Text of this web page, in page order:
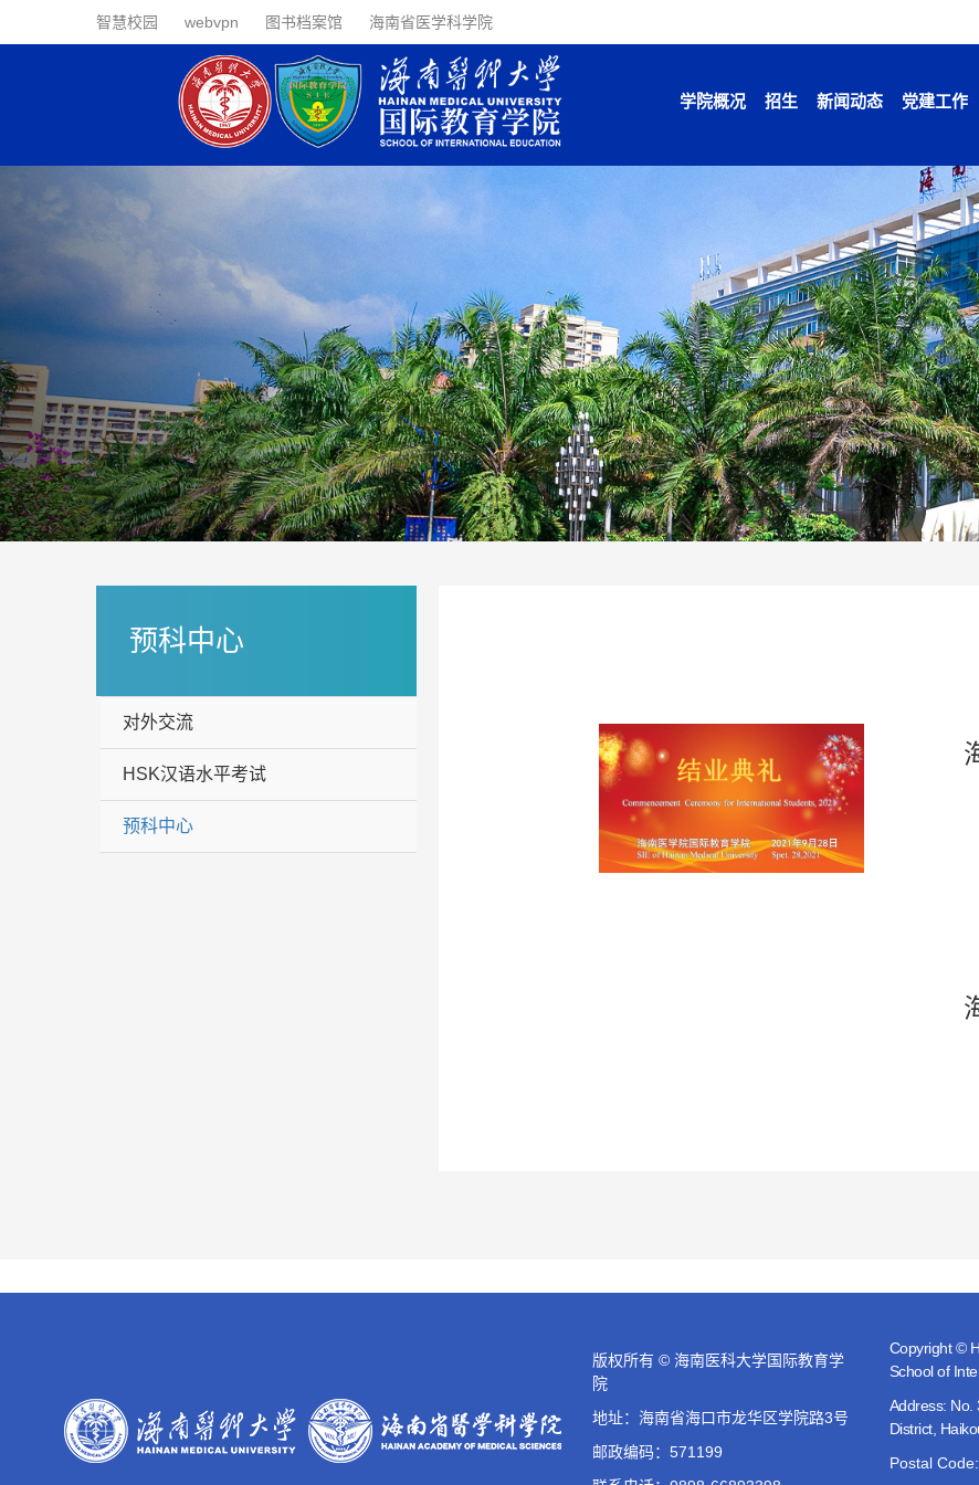
智慧校园 webvpn 图书档案馆 海南省医学科学院
学院概况 招生 新闻动态 党建工作
预科中心
预科中心
对外交流
HSK汉语水平考试
预科中心
版权所有 © 海南医科大学国际教育学
院
地址：海南省海口市龙华区学院路3号
邮政编码：571199
Copyright ©
School of
Address: No.
District,
Postal